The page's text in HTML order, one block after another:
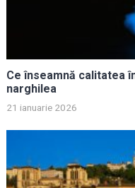
Ce înseamnă calitatea
narghilea
21 ianuarie 2026